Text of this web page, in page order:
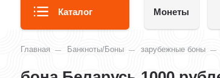
Каталог Монеты
Главная Банкноты/Боны зарубежные боны